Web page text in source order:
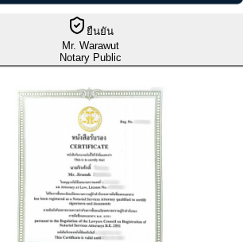
ยืนยัน
Mr. Warawut
Notary Public